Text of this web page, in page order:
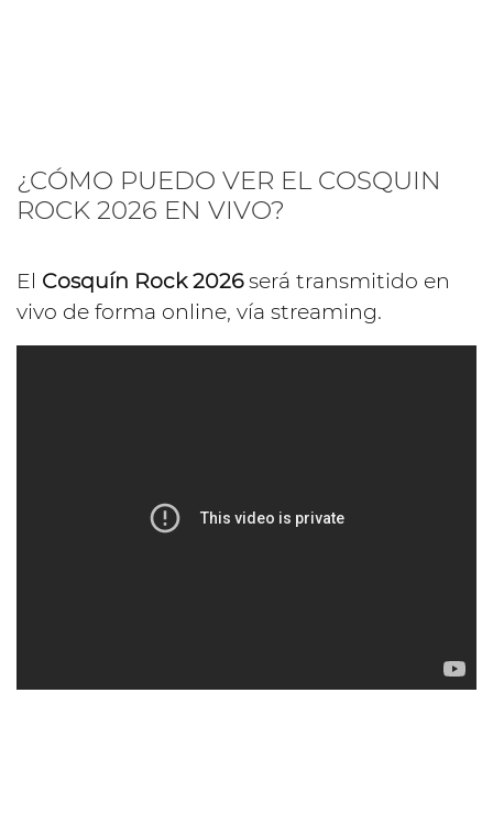
¿CÓMO PUEDO VER EL COSQUIN
ROCK 2026 EN VIVO?
El Cosquín Rock 2026será transmitido en
vivo de forma online, vía streaming.